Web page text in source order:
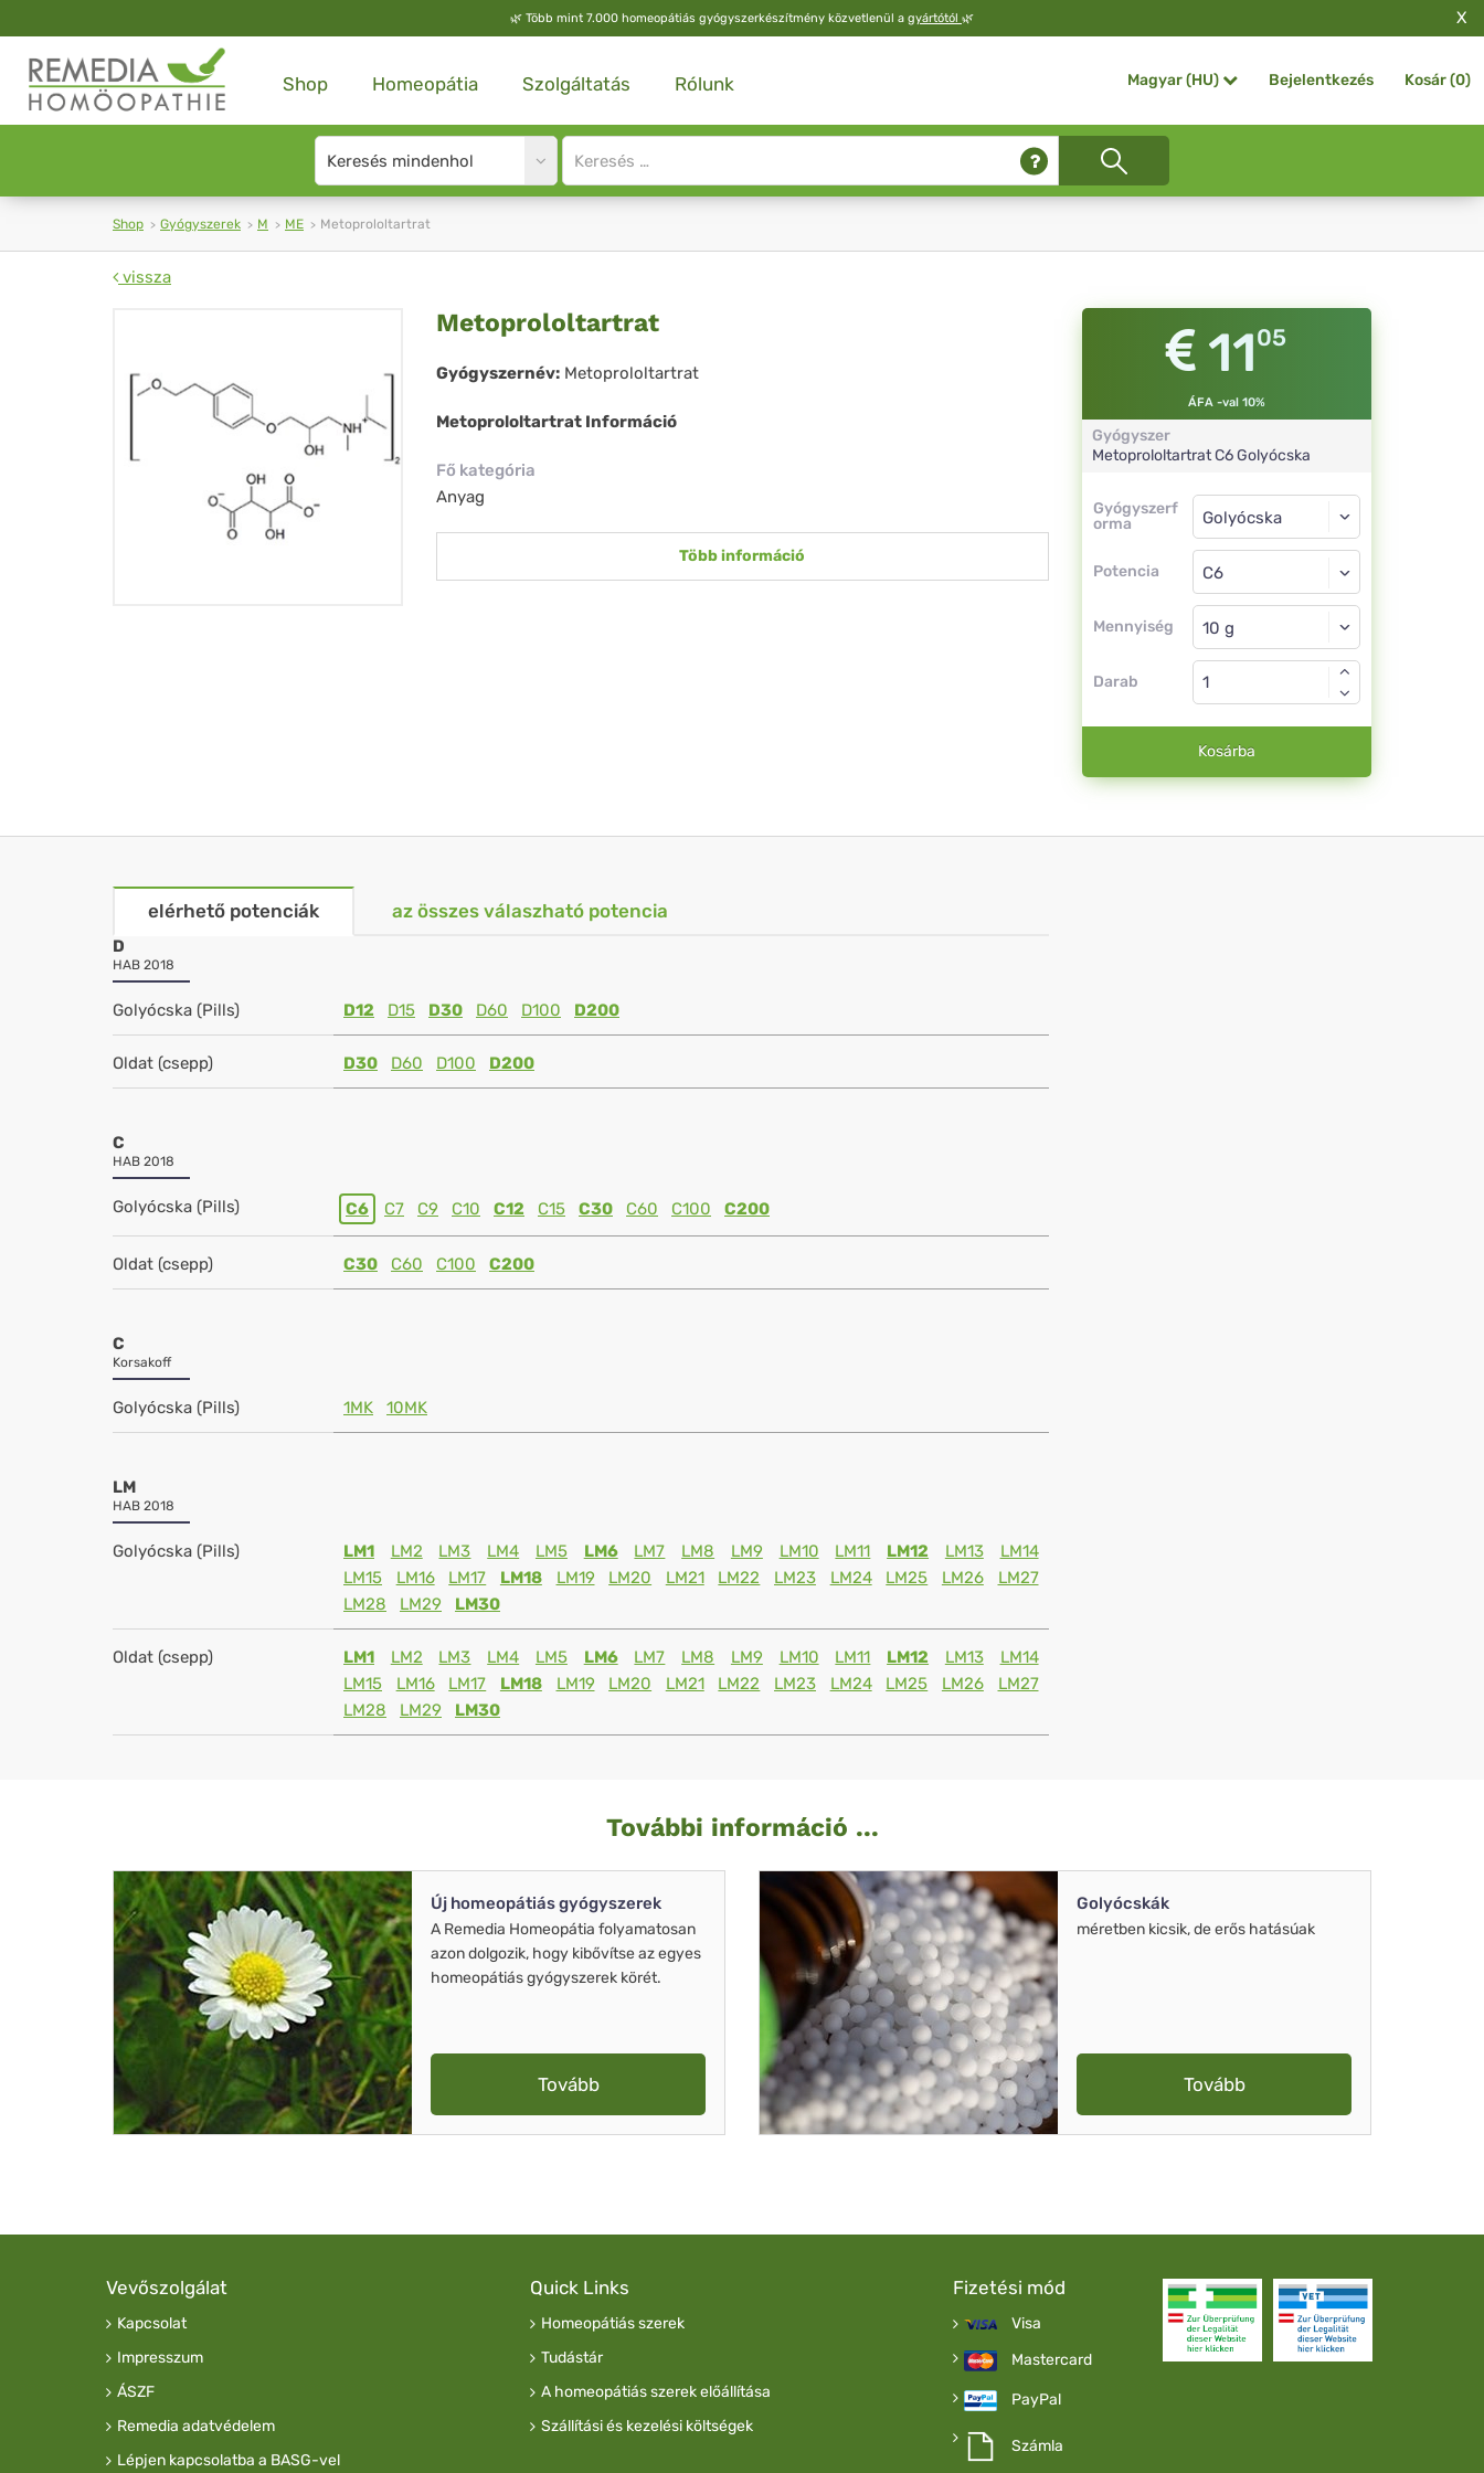
🌿 Több mint 7.000 homeopátiás gyógyszerkészítmény közvetlenül a gyártótól 🌿 X
Shop Homeopátia Szolgáltatás Rólunk Magyar (HU) Bejelentkezés Kosár (0)
Search
type
Site
search
Shop Gyógyszerek M ME Metoprololtartrat
vissza
Metoprololtartrat
Metoprololtartrat
Gyógyszernév: Metoprololtartrat
Metoprololtartrat Információ
Fő kategória
Anyag
Több információ
1105
ÁFA -val 10%
Gyógyszer
MetoprololtartratC6 Golyócska
Gyógyszerf
orma
Gyógyszerforma
Potencia
Golyócska
C6
Mennyiség
Golyócska
Darab
Kosárba
elérhető potenciák az összes válaszható potencia
D
HAB 2018
Golyócska (Pills) D12 D15 D30 D60 D100 D200
Oldat (csepp) D30 D60 D100 D200
C
HAB 2018
Golyócska (Pills) C6 C7 C9 C10 C12 C15 C30 C60 C100 C200
Oldat (csepp) C30 C60 C100 C200
C
Korsakoff
Golyócska (Pills) 1MK 10MK
LM
HAB 2018
Golyócska (Pills) LM1 LM2 LM3 LM4 LM5 LM6 LM7 LM8 LM9 LM10 LM11 LM12 LM13
LM14
LM15
LM16 LM17 LM18 LM19 LM20 LM21 LM22 LM23 LM24 LM25 LM26
LM27
LM28
LM29 LM30
Oldat (csepp) LM1 LM2 LM3 LM4 LM5 LM6 LM7 LM8 LM9 LM10 LM11 LM12 LM13
LM14
LM15
LM16 LM17 LM18 LM19 LM20 LM21 LM22 LM23 LM24 LM25 LM26
LM27
LM28
LM29 LM30
További információ ...
Új homeopátiás gyógyszerek
A Remedia Homeopátia folyamatosan
azon dolgozik, hogy kibővítse az egyes
homeopátiás gyógyszerek körét.
Tovább
Golyócskák
méretben kicsik, de erős hatásúak
Tovább
Vevőszolgálat
Kapcsolat
Impresszum
ÁSZF
Remedia adatvédelem
Lépjen kapcsolatba a BASG-vel
Quick Links
Homeopátiás szerek
Tudástár
A homeopátiás szerek előállítása
Szállítási és kezelési költségek
Fizetési mód
Visa
Mastercard
PayPal
Számla